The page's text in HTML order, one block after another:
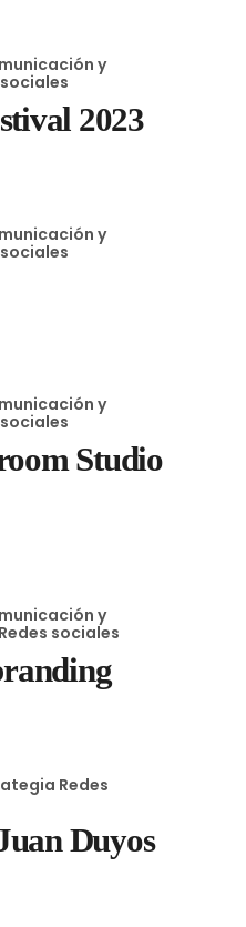
y
2023
y
y
Studio
y
Redes sociales
Redes
Duyos